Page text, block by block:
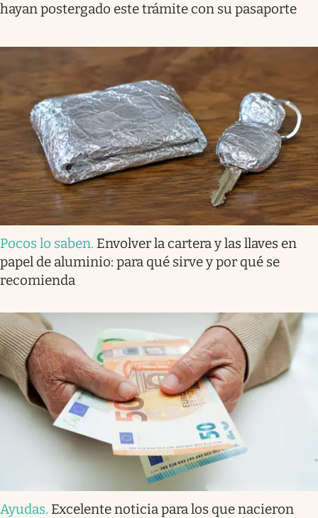
hayan postergado este trámite con su pasaporte
Pocos lo saben. Envolver la cartera y las llaves en
papel de aluminio: para qué sirve y por qué se
recomienda
Ayudas. Excelente noticia para los que nacieron